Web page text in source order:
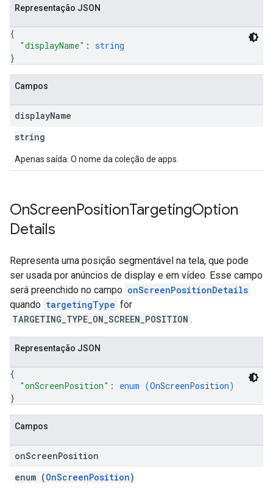
Representação JSON
{
"displayName" : string
}
Campos
displayName
string
Apenas saída. O nome da coleção de apps.
OnScreenPositionTargetingOption
Details
Representa uma posição segmentável na tela, que pode
ser usada por anúncios de display e em vídeo. Esse campo
será preenchido no campo onScreenPositionDetails
quando targetingType for
TARGETING_TYPE_ON_SCREEN_POSITION .
Representação JSON
{
"onScreenPosition" : enum (OnScreenPosition)
}
Campos
onScreenPosition
enum (OnScreenPosition)